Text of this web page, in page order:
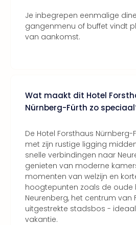
Je inbegrepen eenmalige
gangenmenu of buffet vindt
van aankomst.
Wat maakt dit Hotel
Nürnberg-Fürth zo
De Hotel Forsthaus
met zijn rustige ligging
snelle verbindingen naar
genieten van moderne
momenten van welzijn en
hoogtepunten zoals de oude
Neurenberg, het centrum van
uitgestrekte stadsbos -
vakantie.